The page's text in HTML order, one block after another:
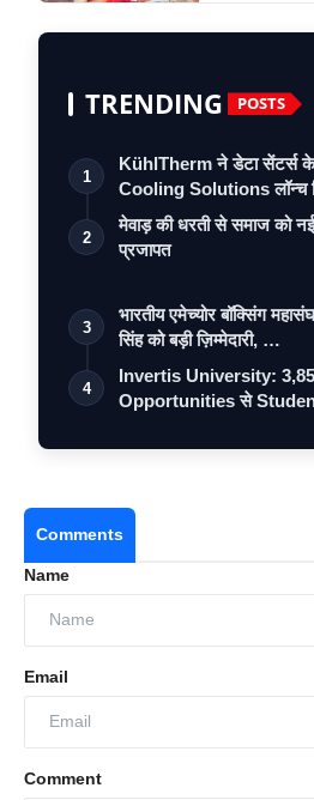
TRENDING POSTS
1
KühlTherm ने डेटा सेंटर्स
Cooling Solutions लॉन्च
2
मेवाड़ की धरती से समाज को
प्रजापत
3
भारतीय एमेच्योर बॉक्सिंग
सिंह को बड़ी ज़िम्मेदारी, …
4
Invertis University:
Opportunities से
Comments
Name
Email
Comment